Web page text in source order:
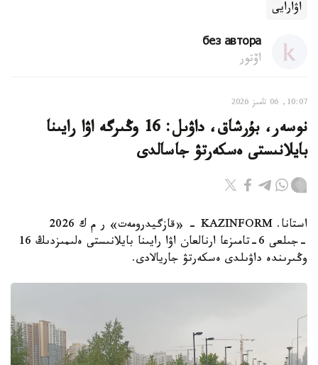
اۋارايى
без автора
اۆتور
10:07, 06 تامىز 2026
نوسەر، بۇرشاق، داۋىل: 16 وڭىرگە اۋا رايىنا
بايلانىستى ەسكەرتۋ جاسالدى
استانا. KAZINFORM - «قازگيدرومەت» ر م ك 2026
-جىلعى 6-تامىزعا ارنالعان اۋا رايىنا بايلانىستى ەلىمىزدىڭ 16
وڭىرىندە داۋىلدى ەسكەرتۋ جاريالادى.